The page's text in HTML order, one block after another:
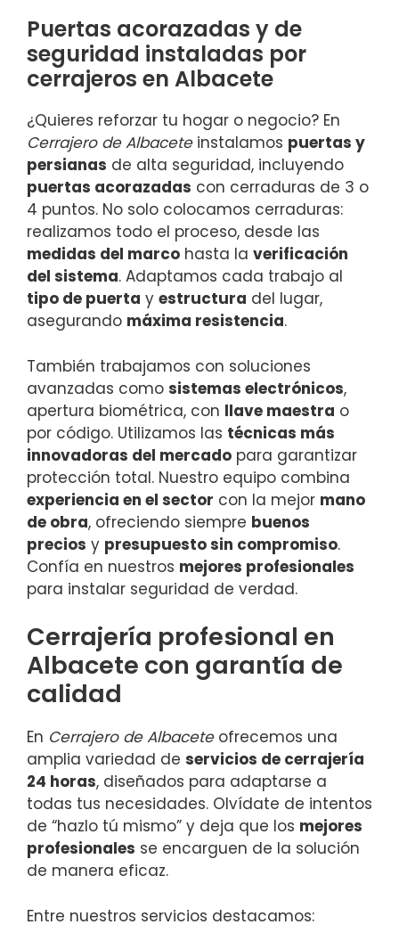
Puertas acorazadas y de
seguridad instaladas por
cerrajeros en Albacete
¿Quieres reforzar tu hogar o negocio? En
Cerrajero de Albaceteinstalamos puertas y
persianas de alta seguridad, incluyendo
puertas acorazadas con cerraduras de 3 o
4 puntos. No solo colocamos cerraduras:
realizamos todo el proceso, desde las
medidas del marco hasta la verificación
del sistema. Adaptamos cada trabajo al
tipo de puerta y estructura del lugar,
asegurando máxima resistencia.
También trabajamos con soluciones
avanzadas como sistemas electrónicos,
apertura biométrica, con llave maestra o
por código. Utilizamos las técnicas más
innovadoras del mercado para garantizar
protección total. Nuestro equipo combina
experiencia en el sector con la mejor mano
de obra, ofreciendo siempre buenos
precios y presupuesto sin compromiso.
Confía en nuestros mejores profesionales
para instalar seguridad de verdad.
Cerrajería profesional en
Albacete con garantía de
calidad
En Cerrajero de Albaceteofrecemos una
amplia variedad de servicios de cerrajería
24 horas, diseñados para adaptarse a
todas tus necesidades. Olvídate de intentos
de “hazlo tú mismo” y deja que los mejores
profesionales se encarguen de la solución
de manera eficaz.
Entre nuestros servicios destacamos: